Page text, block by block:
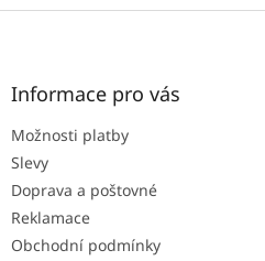
Z
Informace pro vás
Možnosti platby
Slevy
Doprava a poštovné
Reklamace
Obchodní podmínky